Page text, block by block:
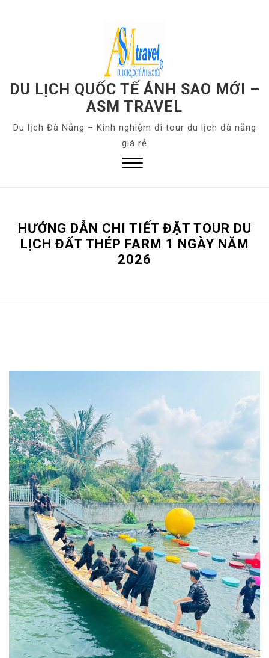
DU LỊCH QUỐC TẾ ÁNH SAO MỚI –
ASM TRAVEL
Du lịch Đà Nẵng – Kinh nghiệm đi tour du lịch đà nẵng
giá rẻ
HƯỚNG DẪN CHI TIẾT ĐẶT TOUR DU
LỊCH ĐẤT THÉP FARM 1 NGÀY NĂM
2026